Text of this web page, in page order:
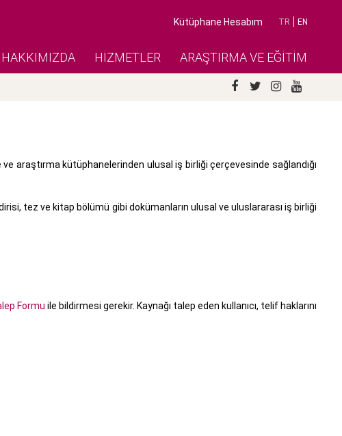
TR EN
Kütüphane Hesabım
HAKKIMIZDA HİZMETLER ARAŞTIRMA VE EĞİTİM
araştırma kütüphanelerinden ulusal iş birliği çerçevesinde sağlandığı
tez ve kitap bölümü gibi dokümanların ulusal ve uluslararası iş birliği
Formu ile bildirmesi gerekir. Kaynağı talep eden kullanıcı, telif haklarını